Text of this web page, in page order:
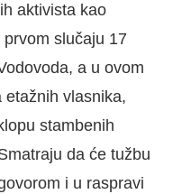
aktivista kao
slučaju 17
a u ovom
etažnih vlasnika,
stambenih
da će tužbu
i u raspravi